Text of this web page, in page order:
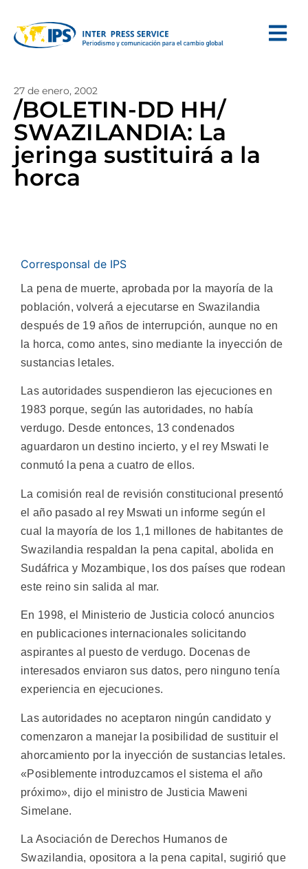
27 de enero, 2002
/BOLETIN-DD HH/
SWAZILANDIA: La
jeringa sustituirá a la
horca
Corresponsal de IPS
La pena de muerte, aprobada por la mayoría de la
población, volverá a ejecutarse en Swazilandia
después de 19 años de interrupción, aunque no en
la horca, como antes, sino mediante la inyección de
sustancias letales.
Las autoridades suspendieron las ejecuciones en
1983 porque, según las autoridades, no había
verdugo. Desde entonces, 13 condenados
aguardaron un destino incierto, y el rey Mswati le
conmutó la pena a cuatro de ellos.
La comisión real de revisión constitucional presentó
el año pasado al rey Mswati un informe según el
cual la mayoría de los 1,1 millones de habitantes de
Swazilandia respaldan la pena capital, abolida en
Sudáfrica y Mozambique, los dos países que rodean
este reino sin salida al mar.
En 1998, el Ministerio de Justicia colocó anuncios
en publicaciones internacionales solicitando
aspirantes al puesto de verdugo. Docenas de
interesados enviaron sus datos, pero ninguno tenía
experiencia en ejecuciones.
Las autoridades no aceptaron ningún candidato y
comenzaron a manejar la posibilidad de sustituir el
ahorcamiento por la inyección de sustancias letales.
«Posiblemente introduzcamos el sistema el año
próximo», dijo el ministro de Justicia Maweni
Simelane.
La Asociación de Derechos Humanos de
Swazilandia, opositora a la pena capital, sugirió que